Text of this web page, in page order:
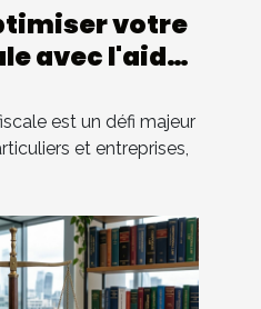
votre
avec l'aide
est un défi majeur
et entreprises,